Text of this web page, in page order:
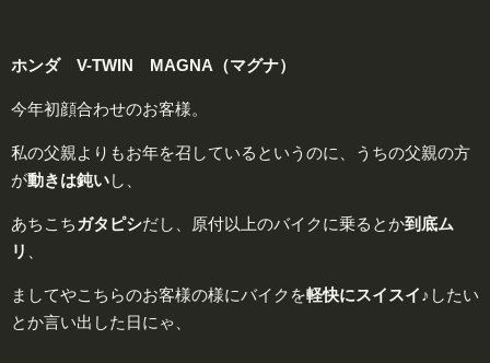
ホンダ V-TWIN MAGNA（マグナ）
今年初顔合わせのお客様。
私の父親よりもお年を召しているというのに、うちの父親の方
が動きは鈍いし、
あちこち ガタピシだし、原付以上のバイクに乗るとか到 底ム
リ
ましてやこちらのお客様の様にバイクを軽快にスイスイ♪ したい
とか言い出した日にゃ、